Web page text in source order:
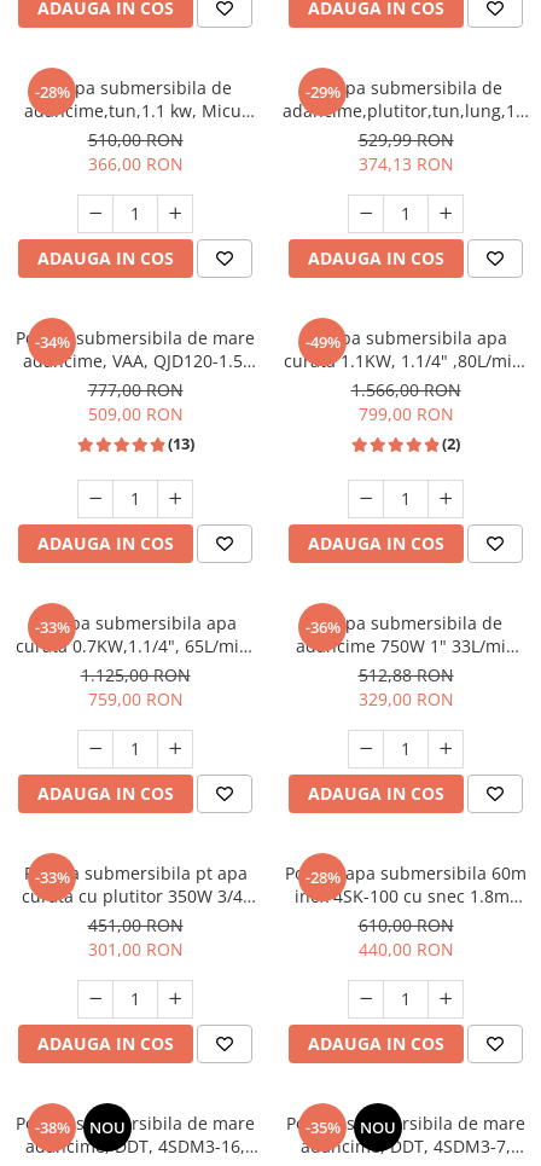
Masini de spalat vase incorporabile
independente
Motoburghiu/Foreza pamant
Pachete Incorporabile
Pompe de stropit
Semanatoare,Plantatoare
Sere
Sobe pe gaz & electrice
Suflante & Aspiratoare
Aspiratoare
Suflante Frunze
Unelte Gradinarit
Aparate de aer conditionat
Ventilatoare
Zootehnie
Foarfeci tuns oi
Incubatoare oua
ADAUGA IN COS ADAUGA IN COS
-28%
Pompa submersibila de
adancime,tun,1.1 kw, Micul
Fermier GF 0705
510,00 RON
366,00 RON
ADAUGA IN COS
-29%
Pompa submersibila de
adancime,plutitor,tun,lung,1.1
kw,Micul Fermier GF 0706
529,99 RON
374,13 RON
ADAUGA IN COS
-34%
Pompa submersibila de mare
adancime, VAA, QJD120-1.5,
1500 W, 8 turbine, Inox
777,00 RON
509,00 RON
(13)
ADAUGA IN COS
-49%
Pompa submersibila apa
curata 1.1KW, 1.1/4" ,80L/min,
86m, Raider RD-WP24
1.566,00 RON
799,00 RON
(2)
ADAUGA IN COS
-33%
Pompa submersibila apa
curata 0.7KW,1.1/4", 65L/min,
45m, 6 Turbine Raider RD-
WP31
1.125,00 RON
759,00 RON
ADAUGA IN COS
-36%
Pompa submersibila de
adancime 750W 1" 33L/min
55m Raider RD-WP34 TG
512,88 RON
329,00 RON
ADAUGA IN COS
-33%
Pompa submersibila pt apa
curata cu plutitor 350W 3/4"
50L/min 10m cablu Raider RD-
WP37
451,00 RON
301,00 RON
ADAUGA IN COS
-28%
Pompa apa submersibila 60m
inox 4SK-100 cu snec 1.8mc
Micul Fermier GF-1709
610,00 RON
440,00 RON
ADAUGA IN COS
-38% NOU
Pompa submersibila de mare
adancime, DDT, 4SDM3-16,
-35% NOU
Pompa submersibila de mare
adancime, DDT, 4SDM3-7,